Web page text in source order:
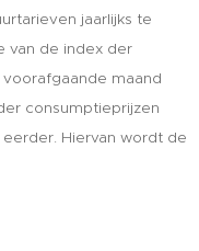
jaarlijks te
van de index der
maand
consumptieprijzen
Hiervan wordt de